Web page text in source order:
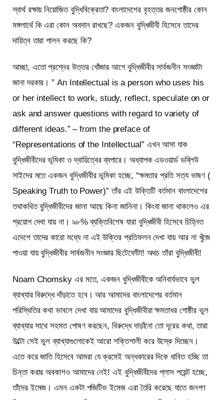
স্বার্থ রক্ষায় নিয়োজিত বুদ্ধিবিক্রেতা? বাংলাদেশের বৃহত্তর জনগোষ্ঠীর কোন
মঙ্গলার্থে কি এরা কোন অবদান রাখছে? একজন বুদ্ধিজীবী হিসেবে তাদের
দায়িত্ব তারা পালন করছে কি?
আচ্ছা, এতো প্রশ্নের উত্তর খোঁজার আগে বুদ্ধিজীবীর সার্বজনীন সংজ্ঞাটা
জানা দরকার। ” An Intellectual is a person who uses his
or her intellect to work, study, reflect, speculate on or
ask and answer questions with regard to variety of
different ideas.” – from the preface of
“Representations of the Intellectual” এখন আসা যাক
বুদ্ধিজীবীদের ভূমিকা ও দ্বায়িত্বের ব্যপারে। অধ্যাপক এডওয়ার্ড ডব্লিউ
সাইদের মতে একজন বুদ্ধিজীবীর ভূমিকা হচ্ছে, “ক্ষমতার প্রতি সত্য ভাষণ (
Speaking Truth to Power)” তাঁর এই উক্তিটি বর্তমান বাংলাদেশের
তথাকথিত বুদ্ধিজীবীদের জানা আছে কিনা জানিনা। কিংবা জানা থাকলেও এর
প্রয়োগ দেখা যায় না। ৯৮% ব্যক্তিবিশেষ যারা বুদ্ধিজীবী হিসেবে চিহ্নিত
এদেশে তাদের কারো মধ্যে না এই উক্তির প্রতিফলন দেখা যায় আর না খুঁজে
পাওয়া যায় বুদ্ধিজীবীর সার্বজনীন সংজ্ঞার ছিটেফোঁটা! অথচ তাঁরা বুদ্ধিজীবী!
Noam Chomsky এর মতে, একজন বুদ্ধিজীবীকে অনিবার্যভাবে ভুল
ব্যাখ্যার বিরুদ্ধে দাঁড়াতে হবে। আর আমাদের বাংলাদেশের বর্তমান
পরিস্থিতির কথা ভাবলে দেখা যায় আমাদের বুদ্ধিজীবীরা ক্ষমতাধর গোষ্ঠীর ভুল
ব্যাখ্যার সাথে সহমত পোষণ করছেন, বিরুদ্ধে দাড়াঁনো তো দূরের কথা, তারা
উল্টো সেই ভুল ব্যাখ্যাগুলোকেই আরো শক্তিশালী করে উস্কে দিচ্ছেন।
এতে করে জাতি হিসেবে আমরা যে ক্রমেই অন্ধকারের দিকে ধাবিত হচ্ছি তা
চিন্তা করার অবকাশও আমাদের নেই! এই বুদ্ধিজীবীদের প্লাস পয়েন্ট হচ্ছে,
তাঁদের ইমেজ। এমন একটা পজিটিভ ইমেজ এরা তৈরি করেছে যাতে জনগণ